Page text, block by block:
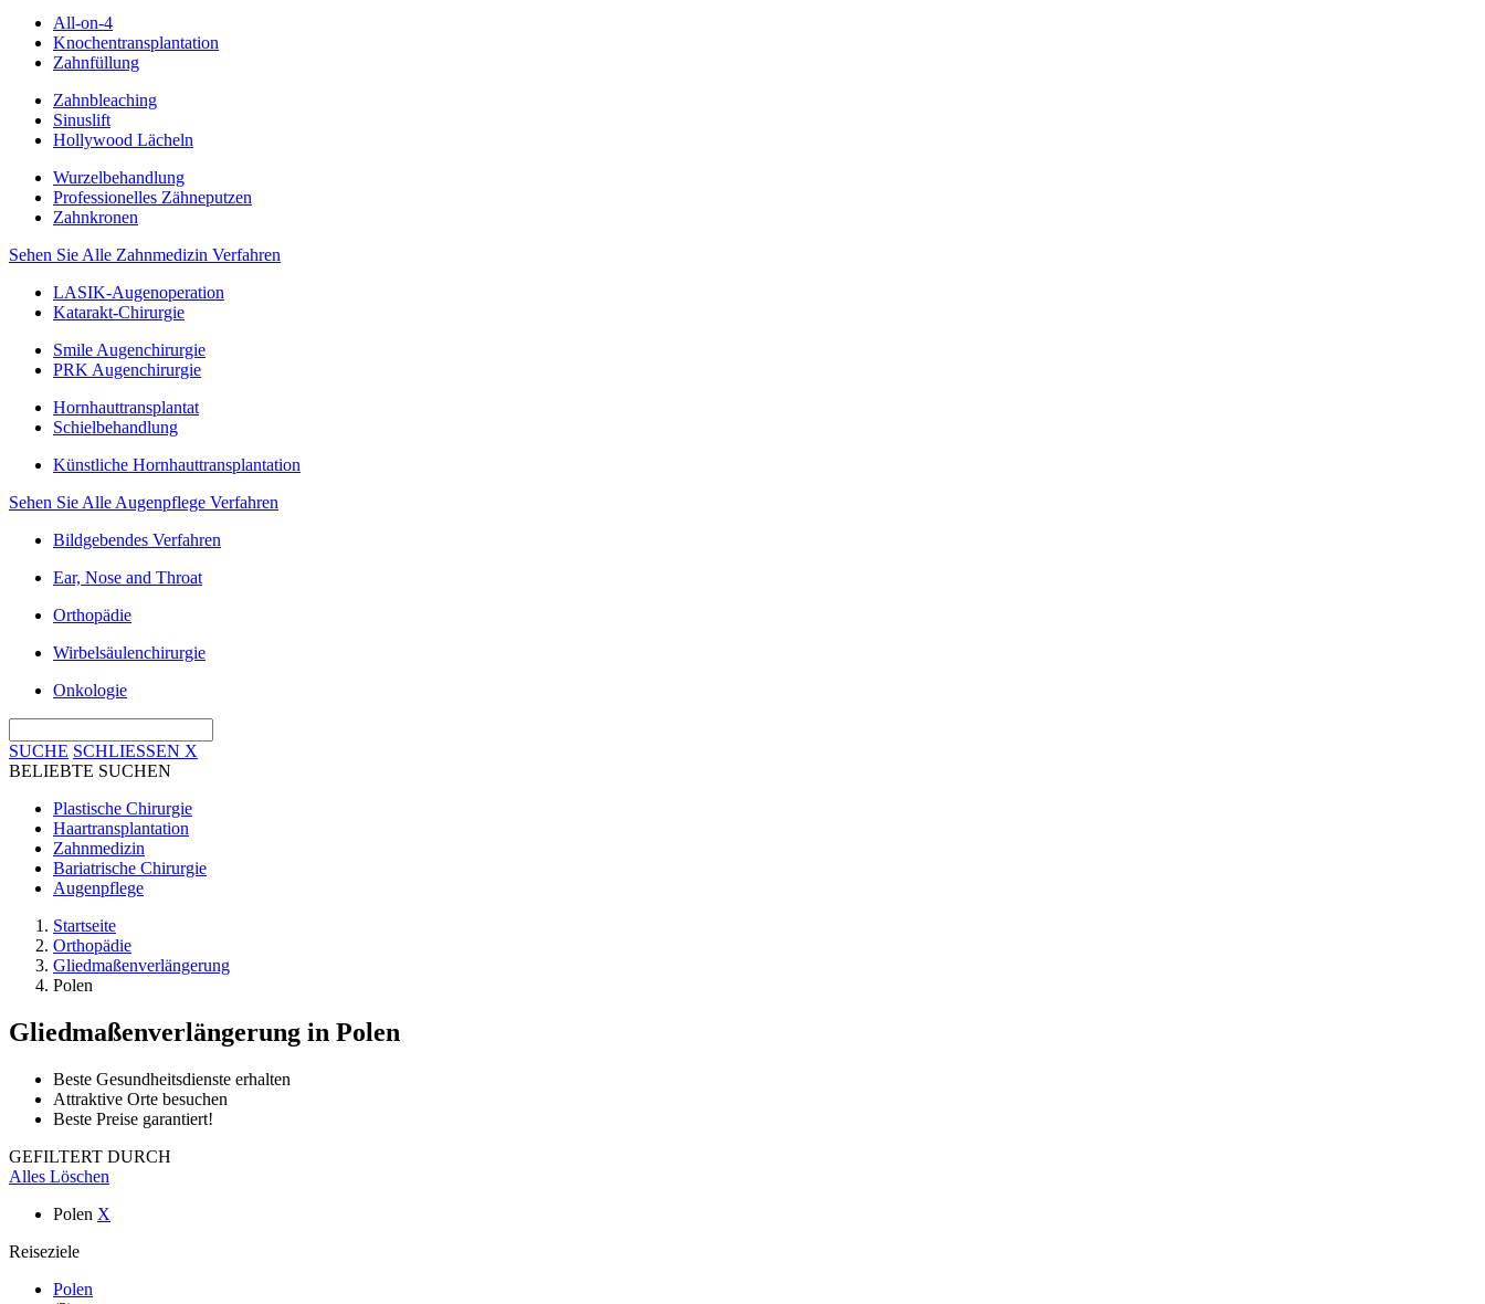
All-on-4
Knochentransplantation
Zahnfüllung
Zahnbleaching
Sinuslift
Hollywood Lächeln
Wurzelbehandlung
Professionelles Zähneputzen
Zahnkronen
Sehen Sie Alle Zahnmedizin Verfahren
LASIK-Augenoperation
Katarakt-Chirurgie
Smile Augenchirurgie
PRK Augenchirurgie
Hornhauttransplantat
Schielbehandlung
Künstliche Hornhauttransplantation
Sehen Sie Alle Augenpflege Verfahren
Bildgebendes Verfahren
Ear, Nose and Throat
Orthopädie
Wirbelsäulenchirurgie
Onkologie
SUCHE SCHLIESSEN X
BELIEBTE SUCHEN
Plastische Chirurgie
Haartransplantation
Zahnmedizin
Bariatrische Chirurgie
Augenpflege
Startseite
Orthopädie
Gliedmaßenverlängerung
Polen
Gliedmaßenverlängerung in Polen
Beste Gesundheitsdienste erhalten
Attraktive Orte besuchen
Beste Preise garantiert!
GEFILTERT DURCH
Alles Löschen
Polen X
Reiseziele
Polen